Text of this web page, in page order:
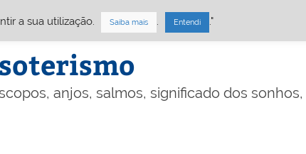
anjos, salmos, significado dos
a sua utilização. Saiba mais . Entendi ."